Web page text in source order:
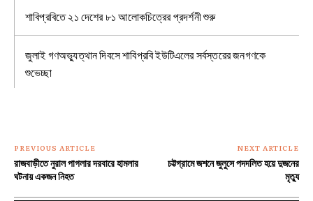
শাবিপ্রবিতে ২১ দেশের ৮১ আলোকচিত্রের প্রদর্শনী শুরু
জুলাই গণঅভ্যুত্থান দিবসে শাবিপ্রবি ইউটিএলের সর্বস্তরের জনগণকে
শুভেচ্ছা
PREVIOUS ARTICLE
রাজবাড়ীতে নুরাল পাগলার দরবারে হামলার
ঘটনায় একজন নিহত
NEXT ARTICLE
চট্টগ্রামে জশনে জুলুসে পদদলিত হয়ে দুজনের
মৃত্যু